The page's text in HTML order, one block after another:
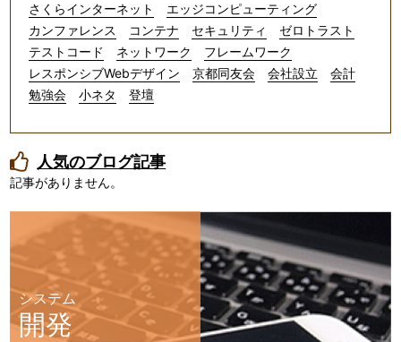
さくらインターネット
エッジコンピューティング
カンファレンス
コンテナ セキュリティ
ゼロトラスト
テストコード
ネットワーク
フレームワーク
レスポンシブWebデザイン
京都同友会 会社設立
会計
勉強会
小ネタ 登壇
人気のブログ記事
記事がありません。
システム
開発